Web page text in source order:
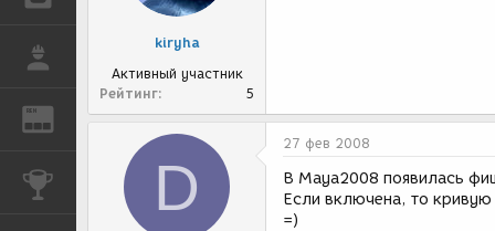
REN ЖУРНАЛ
КОНКУРСЫ
kiryha
Активный участник
Рейтинг
5
D
27 фев 2008
В Maya2008 появилась
Если включена, то
=)